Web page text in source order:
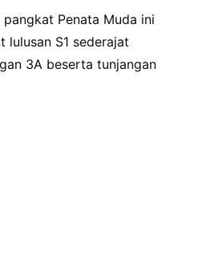
Penata Muda ini
lulusan S1 sederajat
3A beserta tunjangan